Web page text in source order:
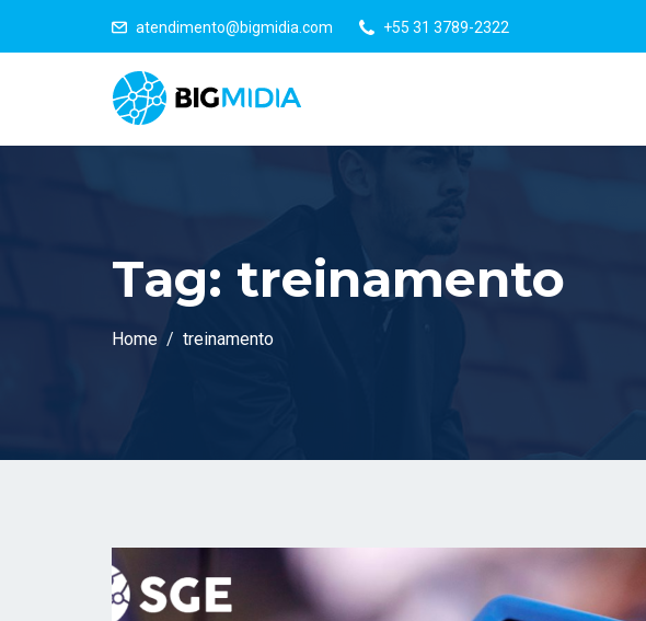
atendimento@bigmidia.com +55 31 3789-2322
Tag: treinamento
Home treinamento